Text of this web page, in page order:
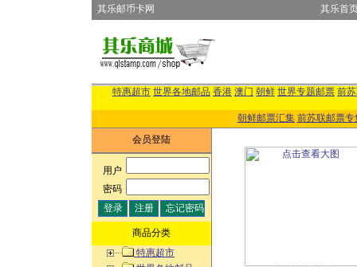
其乐邮币卡网 其乐首
特惠超市 世界各地邮品 香港 澳门 朝鲜 世界专题邮票 前
朝鲜邮票汇集 前苏联邮票专
会员登陆
用户:
密码:
商品分类
特惠超市